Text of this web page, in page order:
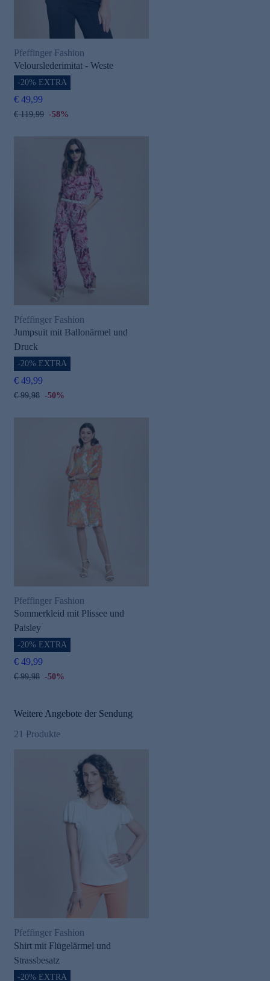
Pfeffinger Fashion
Velourslederimitat - Weste
-20% EXTRA
€ 49,99
€ 119,99 -58%
Pfeffinger Fashion
Jumpsuit mit Ballonärmel und
Druck
-20% EXTRA
€ 49,99
€ 99,98 -50%
Pfeffinger Fashion
Sommerkleid mit Plissee und
Paisley
-20% EXTRA
€ 49,99
€ 99,98 -50%
Weitere Angebote der Sendung
21 Produkte
Pfeffinger Fashion
Shirt mit Flügelärmel und
Strassbesatz
-20% EXTRA